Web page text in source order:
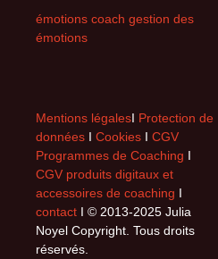
émotions coach gestion des
émotions
Mentions légalesI Protection de
données I Cookies I CGV
Programmes de Coaching I
CGV produits digitaux et
accessoires de coaching I
contact I © 2013-2025 Julia
Noyel Copyright. Tous droits
réservés.